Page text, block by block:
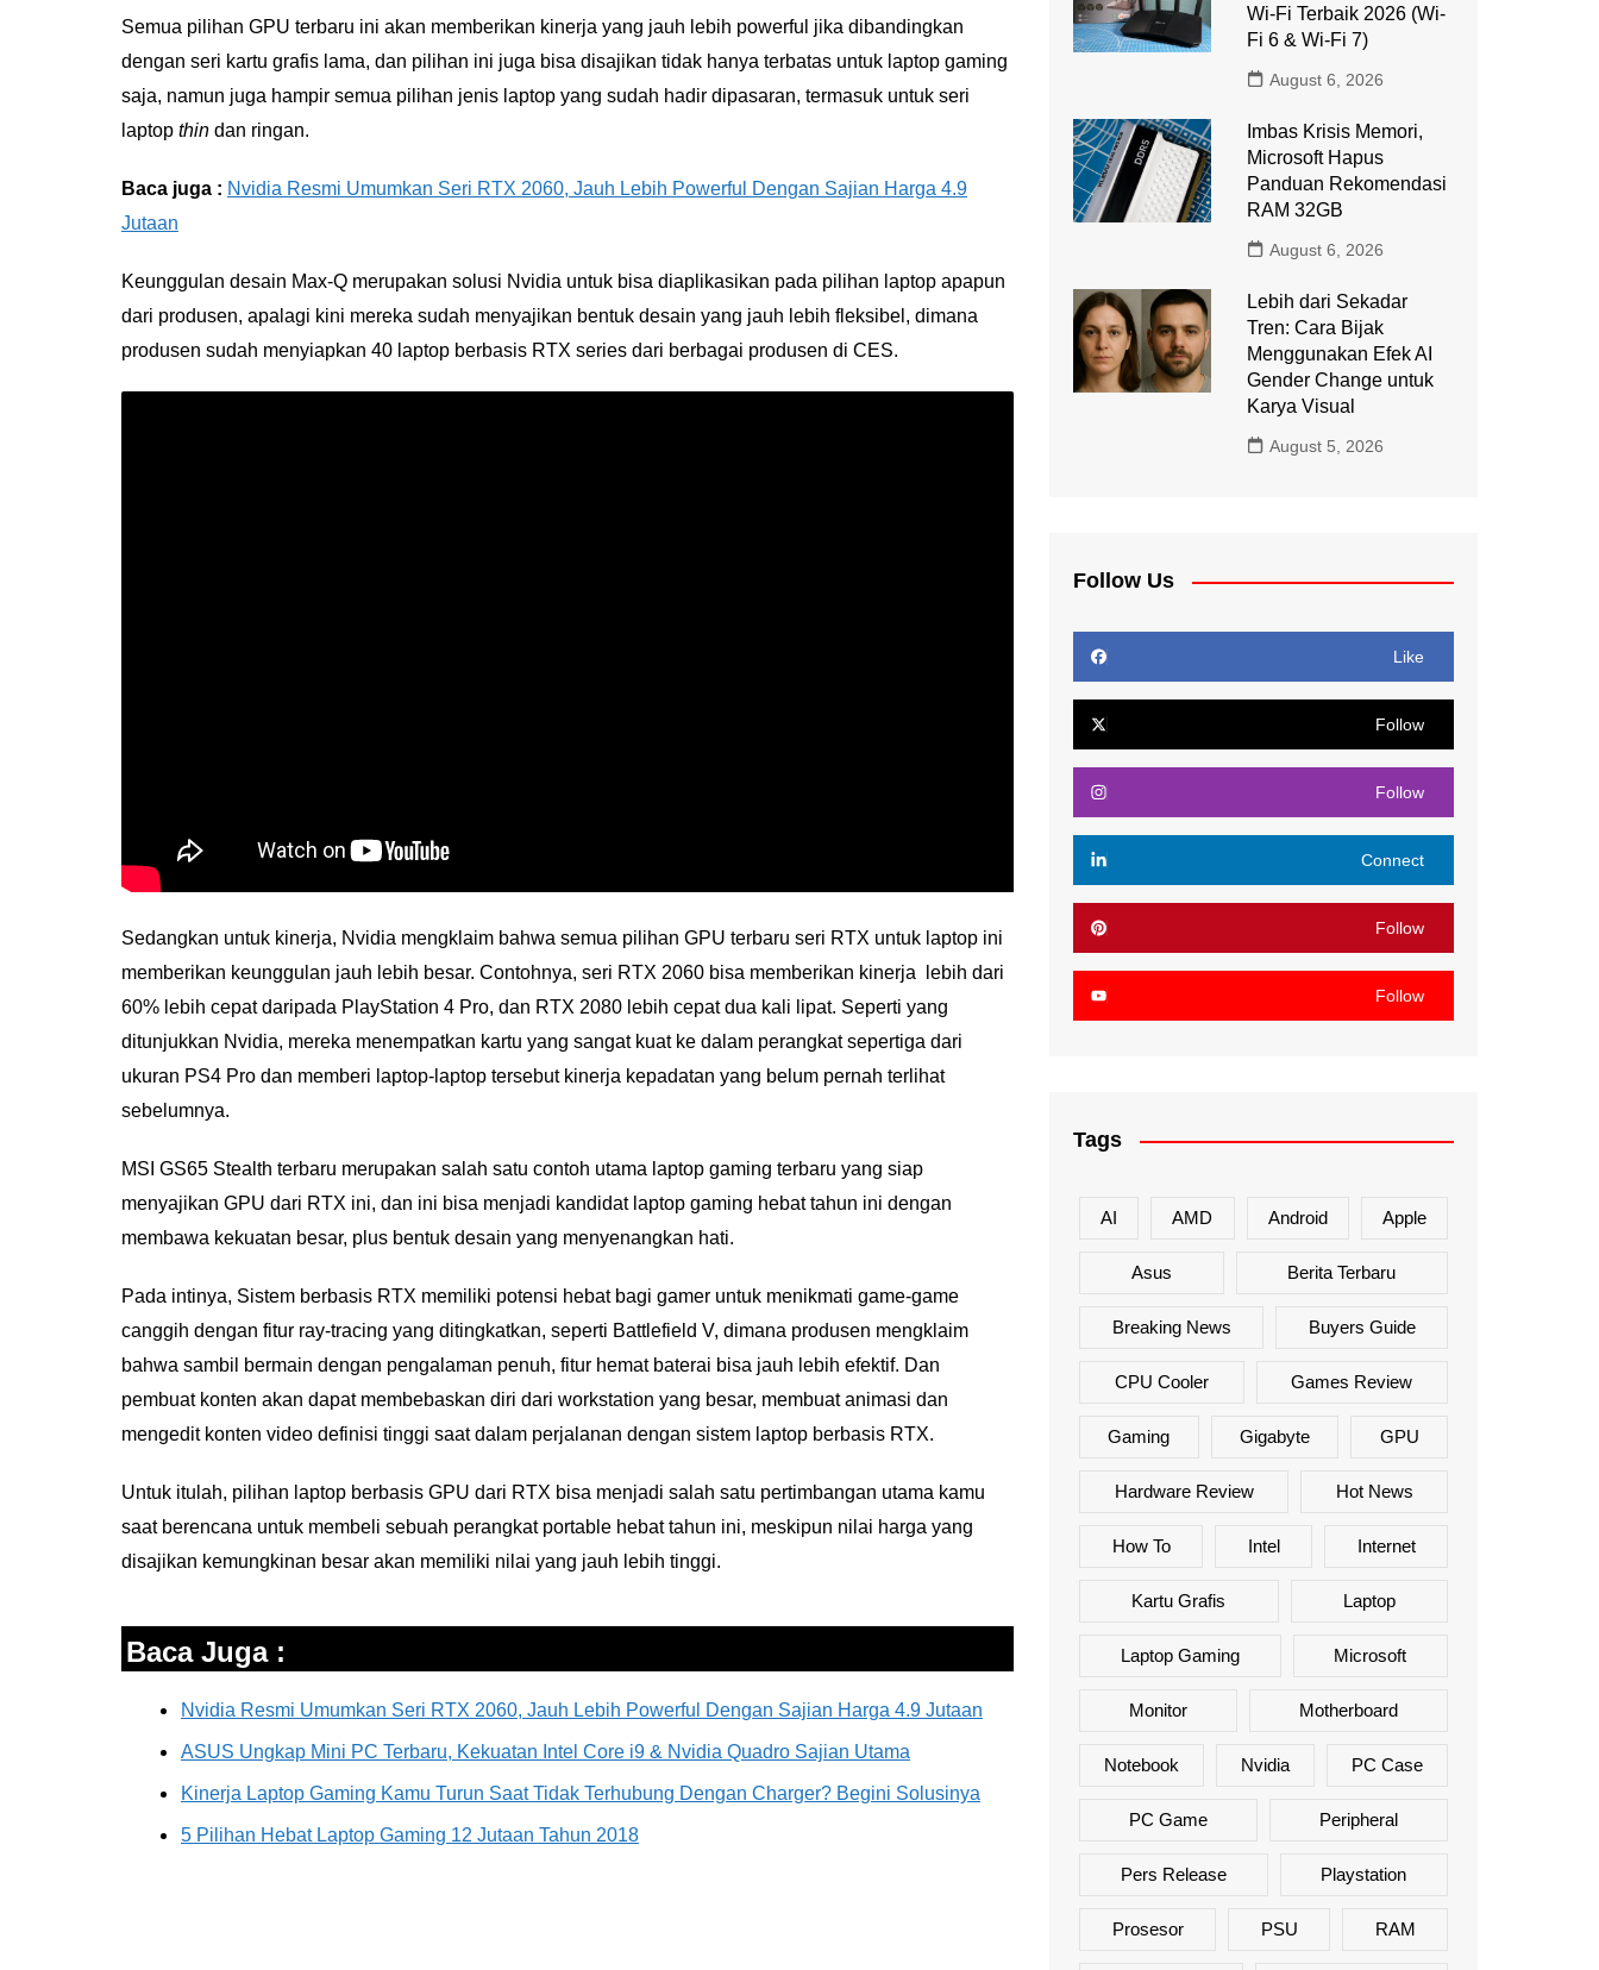
Semua pilihan GPU terbaru ini akan memberikan kinerja yang jauh lebih powerful jika dibandingkan
dengan seri kartu grafis lama, dan pilihan ini juga bisa disajikan tidak hanya terbatas untuk laptop gaming
saja, namun juga hampir semua pilihan jenis laptop yang sudah hadir dipasaran, termasuk untuk seri
laptop thin dan ringan.
Baca juga : Nvidia Resmi Umumkan Seri RTX 2060, Jauh Lebih Powerful Dengan Sajian Harga 4.9
Jutaan
Keunggulan desain Max-Q merupakan solusi Nvidia untuk bisa diaplikasikan pada pilihan laptop apapun
dari produsen, apalagi kini mereka sudah menyajikan bentuk desain yang jauh lebih fleksibel, dimana
produsen sudah menyiapkan 40 laptop berbasis RTX series dari berbagai produsen di CES.
Sedangkan untuk kinerja, Nvidia mengklaim bahwa semua pilihan GPU terbaru seri RTX untuk laptop ini
memberikan keunggulan jauh lebih besar. Contohnya, seri RTX 2060 bisa memberikan kinerja lebih dari
60% lebih cepat daripada PlayStation 4 Pro, dan RTX 2080 lebih cepat dua kali lipat. Seperti yang
ditunjukkan Nvidia, mereka menempatkan kartu yang sangat kuat ke dalam perangkat sepertiga dari
ukuran PS4 Pro dan memberi laptop-laptop tersebut kinerja kepadatan yang belum pernah terlihat
sebelumnya.
MSI GS65 Stealth terbaru merupakan salah satu contoh utama laptop gaming terbaru yang siap
menyajikan GPU dari RTX ini, dan ini bisa menjadi kandidat laptop gaming hebat tahun ini dengan
membawa kekuatan besar, plus bentuk desain yang menyenangkan hati.
Pada intinya, Sistem berbasis RTX memiliki potensi hebat bagi gamer untuk menikmati game-game
canggih dengan fitur ray-tracing yang ditingkatkan, seperti Battlefield V, dimana produsen mengklaim
bahwa sambil bermain dengan pengalaman penuh, fitur hemat baterai bisa jauh lebih efektif. Dan
pembuat konten akan dapat membebaskan diri dari workstation yang besar, membuat animasi dan
mengedit konten video definisi tinggi saat dalam perjalanan dengan sistem laptop berbasis RTX.
Untuk itulah, pilihan laptop berbasis GPU dari RTX bisa menjadi salah satu pertimbangan utama kamu
saat berencana untuk membeli sebuah perangkat portable hebat tahun ini, meskipun nilai harga yang
disajikan kemungkinan besar akan memiliki nilai yang jauh lebih tinggi.
Baca Juga :
Nvidia Resmi Umumkan Seri RTX 2060, Jauh Lebih Powerful Dengan Sajian Harga 4.9 Jutaan
ASUS Ungkap Mini PC Terbaru, Kekuatan Intel Core i9 & Nvidia Quadro Sajian Utama
Kinerja Laptop Gaming Kamu Turun Saat Tidak Terhubung Dengan Charger? Begini Solusinya
5 Pilihan Hebat Laptop Gaming 12 Jutaan Tahun 2018
Wi-Fi Terbaik 2026 (Wi-
Fi 6 & Wi-Fi 7)
August 6, 2026
Imbas Krisis Memori,
Microsoft Hapus
Panduan Rekomendasi
RAM 32GB
August 6, 2026
Lebih dari Sekadar
Tren: Cara Bijak
Menggunakan Efek AI
Gender Change untuk
Karya Visual
August 5, 2026
Follow Us
Like
Follow
Follow
Connect
Follow
Follow
Tags
AI AMD Android Apple
Asus Berita Terbaru
Breaking News Buyers Guide
CPU Cooler Games Review
Gaming Gigabyte GPU
Hardware Review Hot News
How To Intel Internet
Kartu Grafis Laptop
Laptop Gaming Microsoft
Monitor Motherboard
Notebook Nvidia PC Case
PC Game Peripheral
Pers Release Playstation
Prosesor PSU RAM